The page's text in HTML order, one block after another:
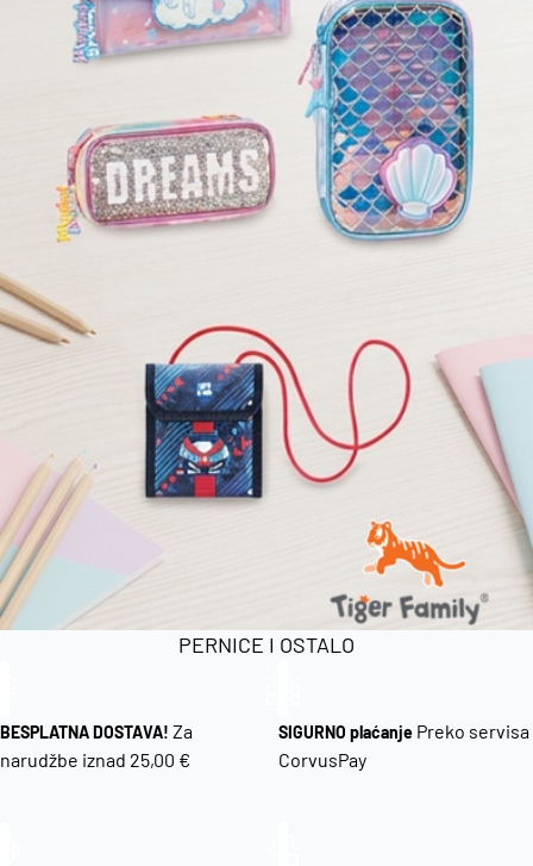
PERNICE I OSTALO
BESPLATNA DOSTAVA! Za
narudžbe iznad 25,00 €
SIGURNO plaćanje Preko servisa
CorvusPay
Dodaj u košaricu